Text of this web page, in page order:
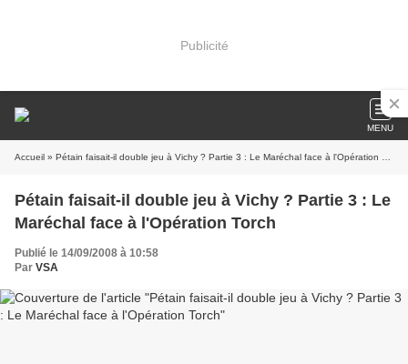
Publicité
MENU
Accueil » Pétain faisait-il double jeu à Vichy ? Partie 3 : Le Maréchal face à l'Opération Torch
Pétain faisait-il double jeu à Vichy ? Partie 3 : Le
Maréchal face à l'Opération Torch
Publié le 14/09/2008 à 10:58
Par VSA